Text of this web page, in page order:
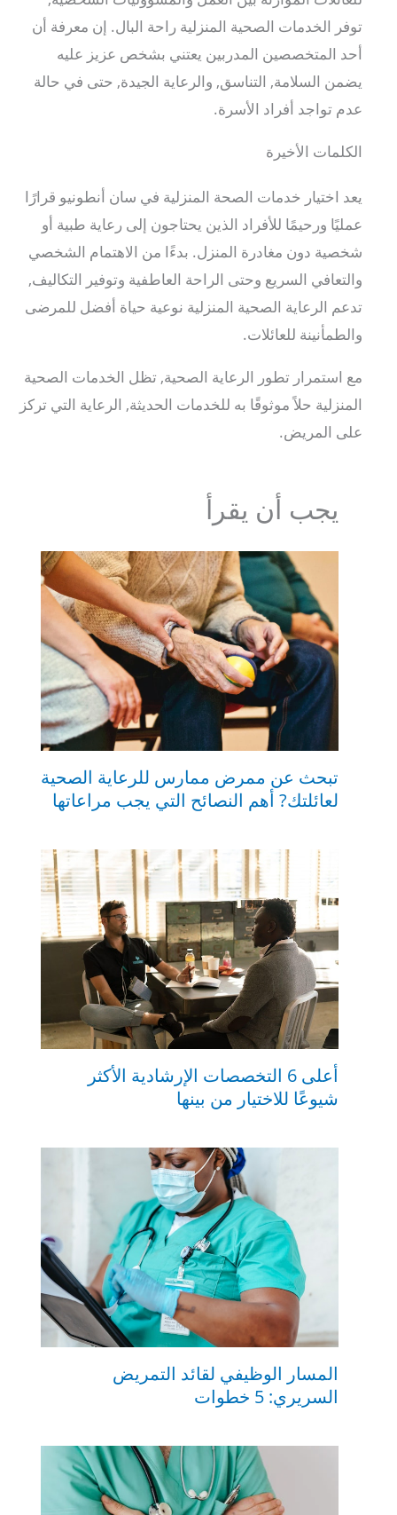
توفر الخدمات الصحية المنزلية راحة البال. إن معرفة أن
أحد المتخصصين المدربين يعتني بشخص عزيز عليه
يضمن السلامة, التناسق, والرعاية الجيدة, حتى في حالة
عدم تواجد أفراد الأسرة.
الكلمات الأخيرة
يعد اختيار خدمات الصحة المنزلية في سان أنطونيو قرارًا
عمليًا ورحيمًا للأفراد الذين يحتاجون إلى رعاية طبية أو
شخصية دون مغادرة المنزل. بدءًا من الاهتمام الشخصي
والتعافي السريع وحتى الراحة العاطفية وتوفير التكاليف,
تدعم الرعاية الصحية المنزلية نوعية حياة أفضل للمرضى
والطمأنينة للعائلات.
مع استمرار تطور الرعاية الصحية, تظل الخدمات الصحية
المنزلية حلاً موثوقًا به للخدمات الحديثة, الرعاية التي تركز
على المريض.
يجب أن يقرأ
تبحث عن ممرض ممارس للرعاية الصحية
لعائلتك? أهم النصائح التي يجب مراعاتها
أعلى 6 التخصصات الإرشادية الأكثر
شيوعًا للاختيار من بينها
المسار الوظيفي لقائد التمريض
السريري: 5 خطوات